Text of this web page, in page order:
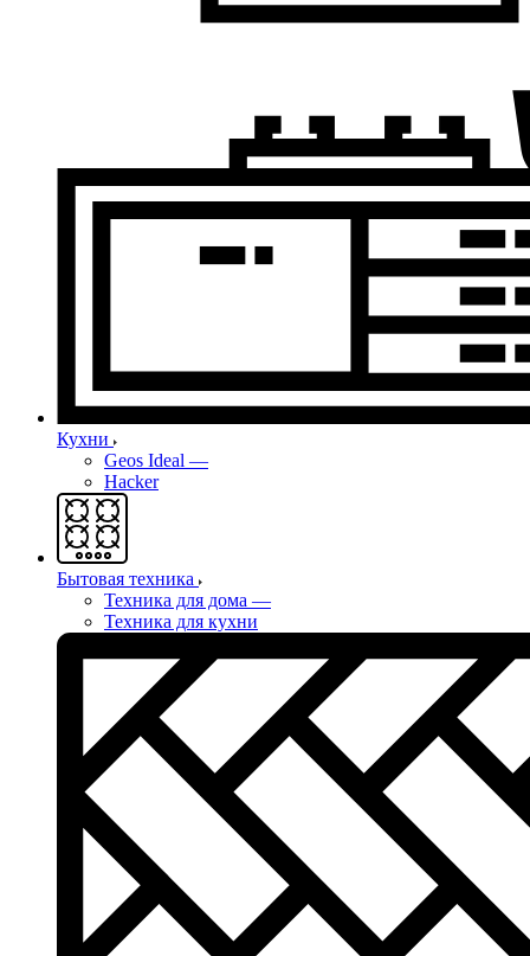
Кухни
Geos Ideal —
Hacker
Бытовая техника
Техника для дома —
Техника для кухни